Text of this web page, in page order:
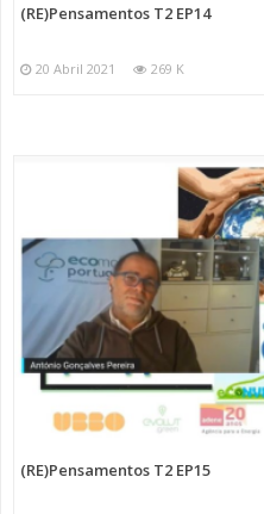
(RE)Pensamentos T2 EP14
20 Abril 2021 269 K
(RE)Pensamentos T2 EP15